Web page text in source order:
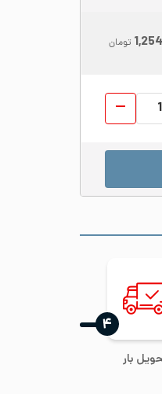
تومان
ورق شیت استیل 309S ابعاد 1500*3000 ضخامت 20 مات No.1 عدد
بار
‍۴